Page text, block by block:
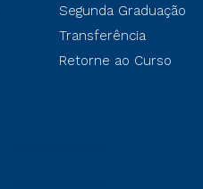
Segunda Graduação
Transferência
Retorne ao Curso